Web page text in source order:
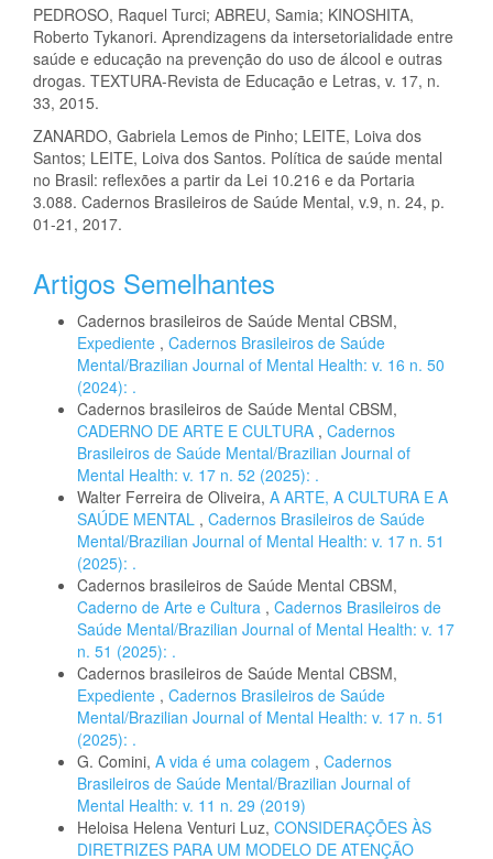
PEDROSO, Raquel Turci; ABREU, Samia; KINOSHITA,
Roberto Tykanori. Aprendizagens da intersetorialidade entre
saúde e educação na prevenção do uso de álcool e outras
drogas. TEXTURA-Revista de Educação e Letras, v. 17, n.
33, 2015.
ZANARDO, Gabriela Lemos de Pinho; LEITE, Loiva dos
Santos; LEITE, Loiva dos Santos. Política de saúde mental
no Brasil: reflexões a partir da Lei 10.216 e da Portaria
3.088. Cadernos Brasileiros de Saúde Mental, v.9, n. 24, p.
01-21, 2017.
Artigos Semelhantes
Cadernos brasileiros de Saúde Mental CBSM,
Expediente , Cadernos Brasileiros de Saúde
Mental/Brazilian Journal of Mental Health: v. 16 n. 50
(2024): .
Cadernos brasileiros de Saúde Mental CBSM,
CADERNO DE ARTE E CULTURA , Cadernos
Brasileiros de Saúde Mental/Brazilian Journal of
Mental Health: v. 17 n. 52 (2025): .
Walter Ferreira de Oliveira, A ARTE, A CULTURA E A
SAÚDE MENTAL , Cadernos Brasileiros de Saúde
Mental/Brazilian Journal of Mental Health: v. 17 n. 51
(2025): .
Cadernos brasileiros de Saúde Mental CBSM,
Caderno de Arte e Cultura , Cadernos Brasileiros de
Saúde Mental/Brazilian Journal of Mental Health: v. 17
n. 51 (2025): .
Cadernos brasileiros de Saúde Mental CBSM,
Expediente , Cadernos Brasileiros de Saúde
Mental/Brazilian Journal of Mental Health: v. 17 n. 51
(2025): .
G. Comini, A vida é uma colagem , Cadernos
Brasileiros de Saúde Mental/Brazilian Journal of
Mental Health: v. 11 n. 29 (2019)
Heloisa Helena Venturi Luz, CONSIDERAÇÕES ÀS
DIRETRIZES PARA UM MODELO DE ATENÇÃO